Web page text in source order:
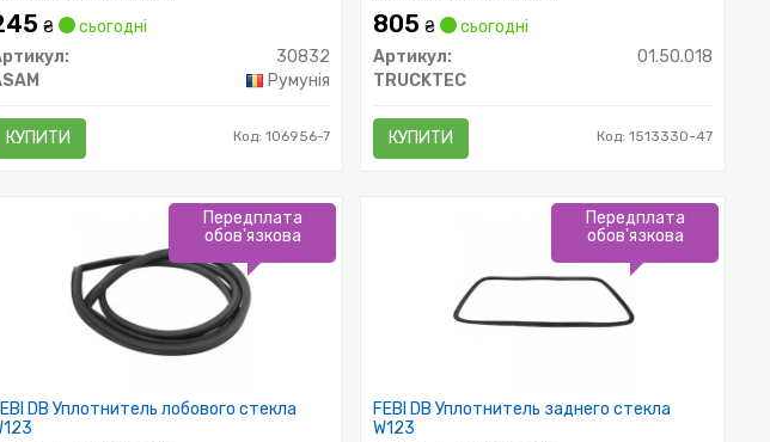
₴
сьогодні
30832
Румунія
КУПИТИ Код: 106956-7
805₴
сьогодні
Артикул:
01.50.018
TRUCKTEC
КУПИТИ Код: 1513330-47
DB Уплотнитель лобового стекла
Передплата
обов'язкова
FEBI DB Уплотнитель заднего стекла
W123
Передплата
обов'язкова